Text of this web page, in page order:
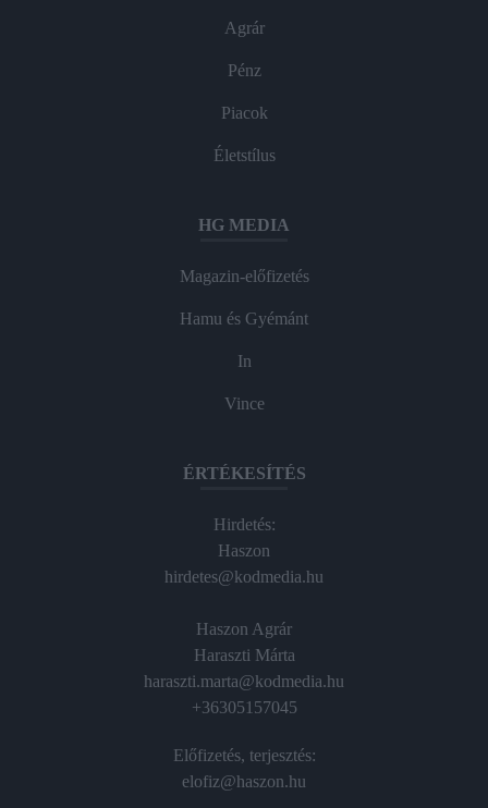
Agrár
Pénz
Piacok
Életstílus
HG MEDIA
Magazin-előfizetés
Hamu és Gyémánt
In
Vince
ÉRTÉKESÍTÉS
Hirdetés:
Haszon
hirdetes@kodmedia.hu
Haszon Agrár
Haraszti Márta
haraszti.marta@kodmedia.hu
+36305157045
Előfizetés, terjesztés:
elofiz@haszon.hu